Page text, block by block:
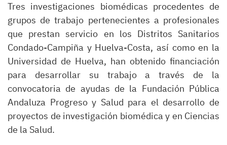
Tres investigaciones biomédicas procedentes de
grupos de trabajo pertenecientes a profesionales
que prestan servicio en los Distritos Sanitarios
Condado-Campiña y Huelva-Costa, así como en la
Universidad de Huelva, han obtenido financiación
para desarrollar su trabajo a través de la
convocatoria de ayudas de la Fundación Pública
Andaluza Progreso y Salud para el desarrollo de
proyectos de investigación biomédica y en Ciencias
de la Salud.